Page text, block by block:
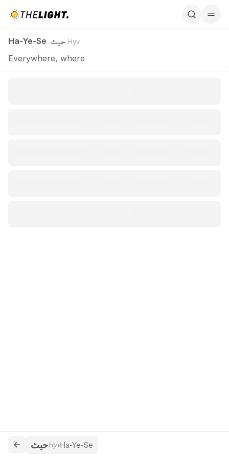
Ha-Ye-Se حيث Hyv
Everywhere, where
حيثHyvHa-Ye-Se